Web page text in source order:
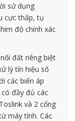
sử dụng
cực thấp, tụ
độ chính xác
đất riêng biệt
lý tín hiệu số
các biến áp
có đầy đủ các
và 2 cổng
máy tính. Các